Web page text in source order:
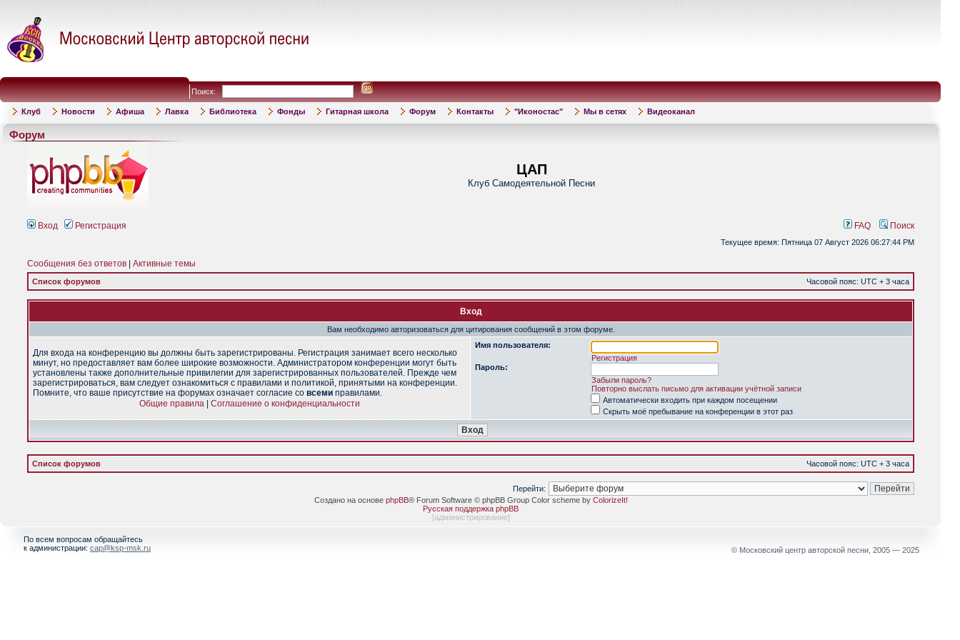
Поиск:
Клуб Новости Афиша Лавка Библиотека Фонды Гитарная школа Форум Контакты "Иконостас" Мы в сетях Видеоканал
Форум
ЦАП
Клуб Самодеятельной Песни
Вход Регистрация FAQ Поиск
Текущее время: Пятница 07 Август 2026 06:27:44 PM
Сообщения без ответов Активные темы
Список форумов Часовой пояс: UTC + 3 часа
Вход
Вам необходимо авторизоваться для цитирования сообщений в этом форуме.
Для входа на конференцию вы должны быть зарегистрированы. Регистрация занимает всего несколько
минут, но предоставляет вам более широкие возможности. Администратором конференции могут быть
установлены также дополнительные привилегии для зарегистрированных пользователей. Прежде чем
зарегистрироваться, вам следует ознакомиться с правилами и политикой, принятыми на конференции.
Помните, что ваше присутствие на форумах означает согласие со всеми правилами.
Общие правила
Соглашение о конфиденциальности
Имя пользователя:
Регистрация
Пароль:
Забыли пароль?
Повторно выслать письмо для активации учётной записи
Автоматически входить при каждом посещении
Скрыть моё пребывание на конференции в этот раз
Список форумов Часовой пояс: UTC + 3 часа
Перейти:
Создано на основе phpBB® Forum Software © phpBB Group Color scheme by ColorizeIt!
Русская поддержка phpBB
[администрирование]
По всем вопросам обращайтесь
к администрации: cap@ksp-msk.ru © Московский центр авторской песни, 2005 — 2025